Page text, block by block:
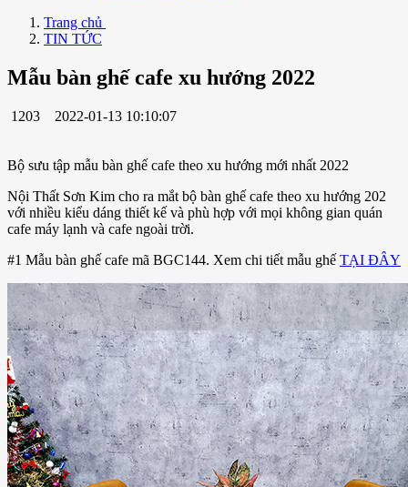
Trang chủ
TIN TỨC
Mẫu bàn ghế cafe xu hướng 2022
1203 2022-01-13 10:10:07
Bộ sưu tập mẫu bàn ghế cafe theo xu hướng mới nhất 2022
Nội Thất Sơn Kim cho ra mắt bộ bàn ghế cafe theo xu hướng 202
với nhiều kiểu dáng thiết kế và phù hợp với mọi không gian quán
cafe máy lạnh và cafe ngoài trời.
#1 Mẫu bàn ghế cafe mã BGC144. Xem chi tiết mẫu ghế TẠI ĐÂY